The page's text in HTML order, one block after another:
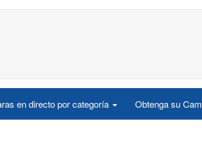
en directo por categoría Obtenga su Cam